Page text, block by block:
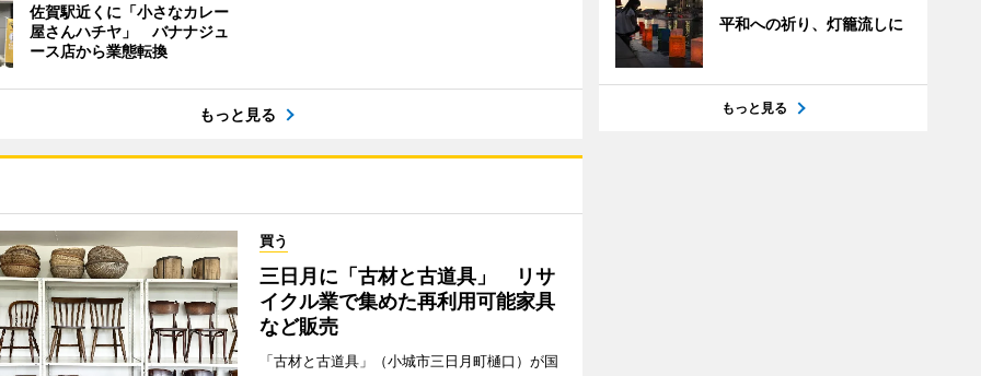
佐賀駅近くに「小さなカレー
屋さんハチヤ」 バナナジュ
ース店から業態転換
もっと見る
買う
三日月に「古材と古道具」 リサ
イクル業で集めた再利用可能家具
など販売
「古材と古道具」（小城市三日月町樋口）が国
平和への祈り、灯籠流しに
もっと見る